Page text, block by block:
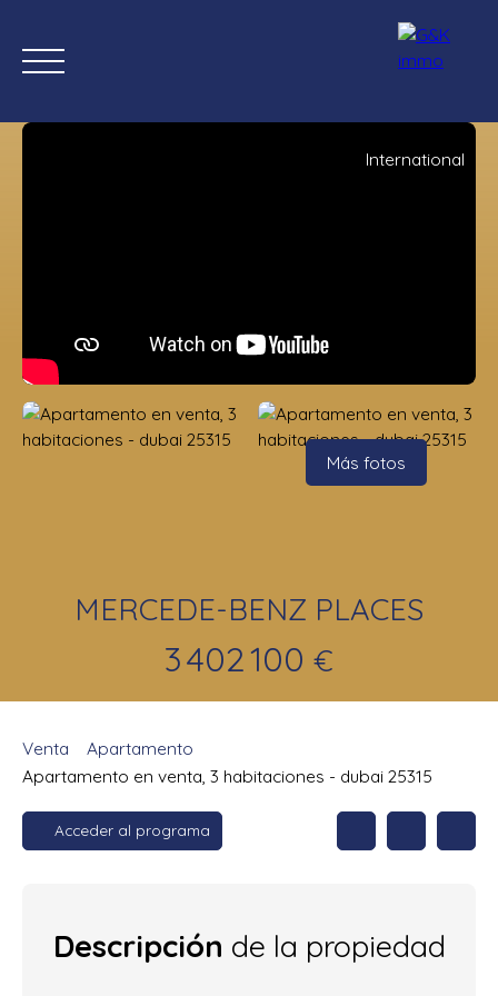
Comprar ahora Nuevas propiedades
Estimación
International
Más fotos
MERCEDE-BENZ PLACES
3 402 100 €
Venta
Apartamento
Apartamento en venta, 3 habitaciones - dubai 25315
Acceder al programa
Descripción de la propiedad